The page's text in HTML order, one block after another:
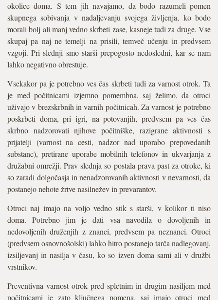
okolice doma. S tem jih navajamo, da bodo razumeli pomen
skupnega sobivanja v nadaljevanju svojega življenja, ko bodo
morali bolj ali manj vedno skrbeti zase, kasneje tudi za druge. Vse
skupaj pa naj ne temelji na prisili, temveč učenju in predvsem
vzgoji. Pri slednji smo starši prepogosto nedosledni, kar se nam
lahko negativno obrestuje.
Vsekakor pa je potrebno ves čas skrbeti tudi za varnost otrok. Ta
je med počitnicami izjemno pomembna, saj želimo, da otroci
uživajo v brezskrbnih in varnih počitnicah. Za varnost je potrebno
poskrbeti doma, pri igri, na potovanjih, predvsem pa ves čas
skrbno nadzorovati njihove počitniške, razigrane aktivnosti s
prijatelji (varnost na cesti, nadzor nad uporabo prepovedanih
substanc), pretirane uporabe mobilnih telefonov in ukvarjanja z
družabni omrežji. Prav slednja so postala prava past za otroke, ki
so zaradi dolgočasja in nenadzorovanih aktivnosti v nevarnosti, da
postanejo nehote žrtve nasilnežev in prevarantov.
Otroci naj imajo na voljo vedno stik s starši, v kolikor ti niso
doma. Potrebno jim je dati vsa navodila o dovoljenih in
nedovoljenih druženjih z znanci, predvsem pa neznanci. Otroci
(predvsem osnovnošolski) lahko hitro postanejo tarča nadlegovanj,
izsiljevanj in nasilja v času, ko so izven doma sami ali v družbi
vrstnikov.
Preventivna varnost otrok pred spletnim in drugim nasiljem med
počitnicami je zato ključnega pomena, saj imajo otroci med